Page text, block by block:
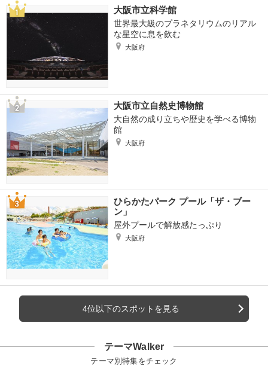
大阪市立科学館
世界最大級のプラネタリウムのリアル
な星空に息を飲む
大阪府
大阪市立自然史博物館
大自然の成り立ちや歴史を学べる博物
館
大阪府
ひらかたパーク プール「ザ・ブー
ン」
屋外プールで解放感たっぷり
大阪府
4位以下のスポットを見る
テーマWalker
テーマ別特集をチェック